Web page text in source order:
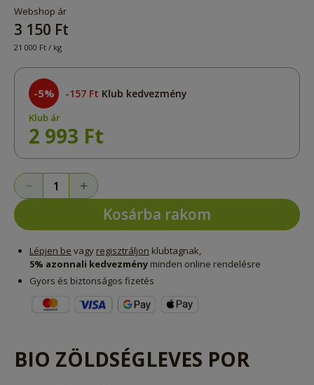
Webshop ár
3 150 Ft
21 000 Ft / kg
-5% 157 Ft Klub kedvezmény
Klub ár
2 993 Ft
Kosárba rakom
Lépjen be vagy regisztráljon klubtagnak,
5% azonnali kedvezmény minden online rendelésre
Gyors és biztonságos fizetés
BIO ZÖLDSÉGLEVES POR